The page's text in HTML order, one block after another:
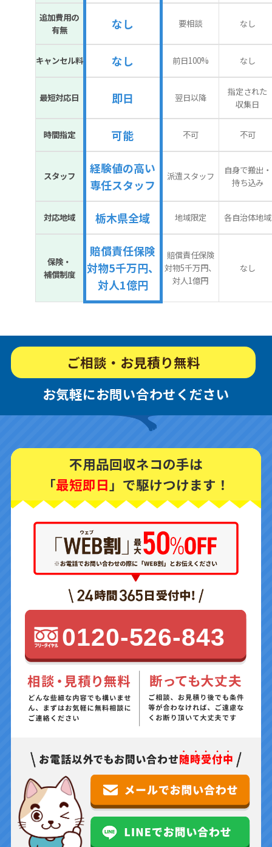
追加費用の
有無
なし 要相談 なし
キャンセル料 なし 前日100% なし
最短対応日 即日 翌日以降
指定された
収集日
時間指定 可能 不可 不可
スタッフ
経験値の高い
専任スタッフ
派遣スタッフ
自身で搬出・
持ち込み
対応地域 栃木県全域 地域限定 各自治体地域
保険・
補償制度
賠償責任保険
対物5千万円、
対人1億円
賠償責任保険
対物5千万円、
対人1億円
なし
ご相談・お見積り無料
お気軽にお問い合わせください
不用品回収ネコの手は
「最短即日 」で駆けつけます！
0120-526-843